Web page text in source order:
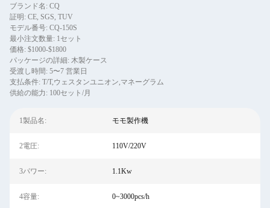
ブランド名: CQ
証明: CE, SGS, TUV
モデル番号: CQ-150S
最小注文数量: 1セット
価格: $1000-$1800
パッケージの詳細: 木製ケース
受渡し時間: 5〜7 営業日
支払条件: T/T,ウェスタンユニオン,マネーグラム
供給の能力: 100セット/月
1製品名: モモ製作機
2電圧: 110V/220V
3パワー: 1.1Kw
4容量: 0~3000pcs/h